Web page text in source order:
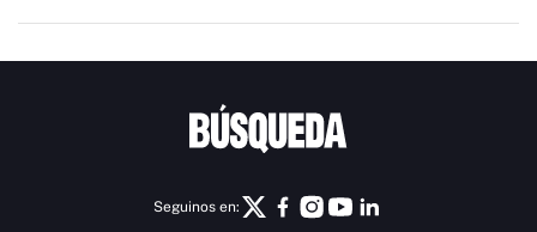
Seguinos en: